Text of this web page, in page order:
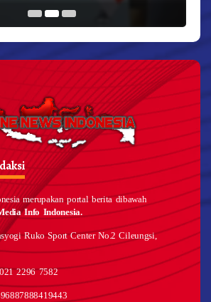
merupakan portal berita dibawah
Info Indonesia.
Ruko Sport Center No.2 Cileungsi,
2296 7582